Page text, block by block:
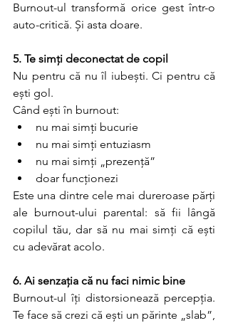
Burnout-ul transformă orice gest într-o
auto-critică. Și asta doare.
5. Te simți deconectat de copil
Nu pentru că nu îl iubești. Ci pentru că
ești gol.
Când ești în burnout:
nu mai simți bucurie
nu mai simți entuziasm
nu mai simți „prezență”
doar funcționezi
Este una dintre cele mai dureroase părți
ale burnout-ului parental: să fii lângă
copilul tău, dar să nu mai simți că ești
cu adevărat acolo.
6. Ai senzația că nu faci nimic bine
Burnout-ul îți distorsionează percepția.
Te face să crezi că ești un părinte „slab”,